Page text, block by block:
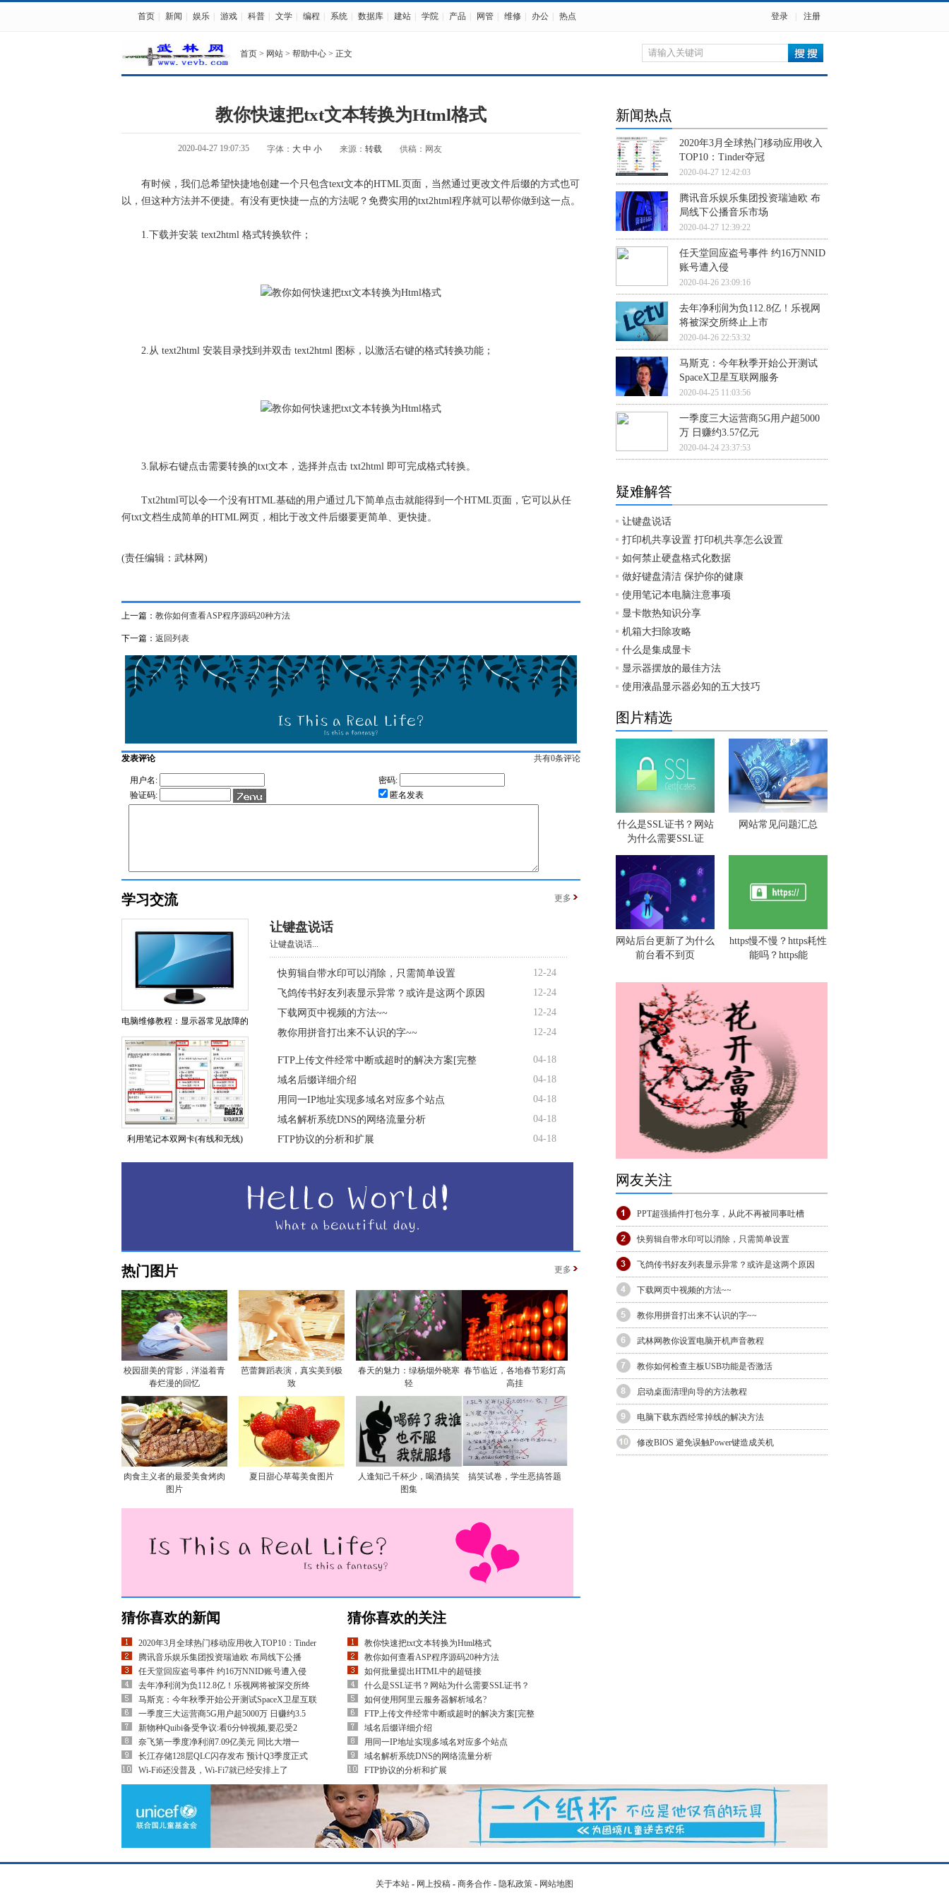
首页 新闻 娱乐 游戏 科普 文学 编程 系统 数据库 建站 学院 产品 网管 维修 办公 热点 登录 注册
首页 > 网站 > 帮助中心 > 正文
教你快速把txt文本转换为Html格式
2020-04-27 19:07:35 字体： 大 中 小 来源： 转载 供稿：网友
有时候，我们总希望快捷地创建一个只包含text文本的HTML页面，当然通过更改文件后缀的方式也可
以，但这种方法并不便捷。有没有更快捷一点的方法呢？免费实用的txt2html程序就可以帮你做到这一点。
1.下载并安装 text2html 格式转换软件；
2.从 text2html 安装目录找到并双击 text2html 图标，以激活右键的格式转换功能；
3.鼠标右键点击需要转换的txt文本，选择并点击 txt2html 即可完成格式转换。
Txt2html可以令一个没有HTML基础的用户通过几下简单点击就能得到一个HTML页面，它可以从任
何txt文档生成简单的HTML网页，相比于改文件后缀要更简单、更快捷。
(责任编辑：武林网)
上一篇： 教你如何查看ASP程序源码20种方法
下一篇： 返回列表
发表评论 共有0条评论
用户名:
密码:
验证码:
匿名发表
学习交流 更多
电脑维修教程：显示器常见故障的
利用笔记本双网卡(有线和无线)
让键盘说话
让键盘说话...
快剪辑自带水印可以消除，只需简单设置
12-24
飞鸽传书好友列表显示异常？或许是这两个原因
12-24
下载网页中视频的方法~~
12-24
教你用拼音打出来不认识的字~~
12-24
FTP上传文件经常中断或超时的解决方案[完整
04-18
域名后缀详细介绍
04-18
用同一IP地址实现多域名对应多个站点
04-18
域名解析系统DNS的网络流量分析
04-18
FTP协议的分析和扩展
04-18
热门图片 更多
校园甜美的背影，洋溢着青
春烂漫的回忆
芭蕾舞蹈表演，真实美到极
致
春天的魅力：绿杨烟外晓寒
轻
春节临近，各地春节彩灯高
高挂
肉食主义者的最爱美食烤肉
图片
夏日甜心草莓美食图片
人逢知己千杯少，喝酒搞笑
图集
搞笑试卷，学生恶搞答题
猜你喜欢的新闻
2020年3月全球热门移动应用收入TOP10：Tinder
腾讯音乐娱乐集团投资瑞迪欧 布局线下公播
任天堂回应盗号事件 约16万NNID账号遭入侵
去年净利润为负112.8亿！乐视网将被深交所终
马斯克：今年秋季开始公开测试SpaceX卫星互联
一季度三大运营商5G用户超5000万 日赚约3.5
新物种Quibi备受争议:看6分钟视频,要忍受2
奈飞第一季度净利润7.09亿美元 同比大增一
长江存储128层QLC闪存发布 预计Q3季度正式
Wi-Fi6还没普及，Wi-Fi7就已经安排上了
猜你喜欢的关注
教你快速把txt文本转换为Html格式
教你如何查看ASP程序源码20种方法
如何批量提出HTML中的超链接
什么是SSL证书？网站为什么需要SSL证书？
如何使用阿里云服务器解析域名?
FTP上传文件经常中断或超时的解决方案[完整
域名后缀详细介绍
用同一IP地址实现多域名对应多个站点
域名解析系统DNS的网络流量分析
FTP协议的分析和扩展
新闻热点
2020年3月全球热门移动应用收入
TOP10：Tinder夺冠
2020-04-27 12:42:03
腾讯音乐娱乐集团投资瑞迪欧 布
局线下公播音乐市场
2020-04-27 12:39:22
任天堂回应盗号事件 约16万NNID
账号遭入侵
2020-04-26 23:09:16
去年净利润为负112.8亿！乐视网
将被深交所终止上市
2020-04-26 22:53:32
马斯克：今年秋季开始公开测试
SpaceX卫星互联网服务
2020-04-25 11:03:56
一季度三大运营商5G用户超5000
万 日赚约3.57亿元
2020-04-24 23:37:53
疑难解答
让键盘说话
打印机共享设置 打印机共享怎么设置
如何禁止硬盘格式化数据
做好键盘清洁 保护你的健康
使用笔记本电脑注意事项
显卡散热知识分享
机箱大扫除攻略
什么是集成显卡
显示器摆放的最佳方法
使用液晶显示器必知的五大技巧
图片精选
什么是SSL证书？网站
为什么需要SSL证
网站常见问题汇总
网站后台更新了为什么
前台看不到页
https慢不慢？https耗性
能吗？https能
网友关注
PPT超强插件打包分享，从此不再被同事吐槽
快剪辑自带水印可以消除，只需简单设置
飞鸽传书好友列表显示异常？或许是这两个原因
下载网页中视频的方法~~
教你用拼音打出来不认识的字~~
武林网教你设置电脑开机声音教程
教你如何检查主板USB功能是否激活
启动桌面清理向导的方法教程
电脑下载东西经常掉线的解决方法
修改BIOS 避免误触Power键造成关机
关于本站 - 网上投稿 - 商务合作 - 隐私政策 - 网站地图